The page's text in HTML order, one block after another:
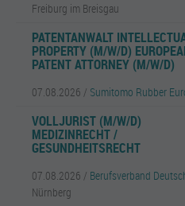
Freiburg im Breisgau
PATENTANWALT
PROPERTY (M/W/D)
PATENT ATTORNEY (M/W/D)
07.08.2026 / Sumitomo Rubber
VOLLJURIST (M/W/D)
MEDIZINRECHT /
GESUNDHEITSRECHT
07.08.2026 / Berufsverband
Nürnberg